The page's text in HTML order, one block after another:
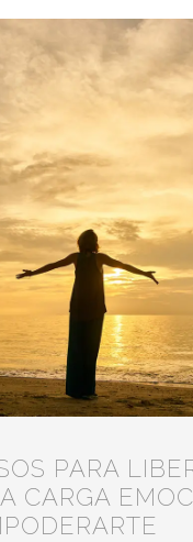
PARA
CARGA